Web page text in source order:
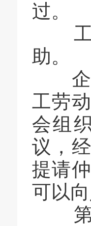
过。
工
助。
企业
工劳
会组
议，
提请
可以
第